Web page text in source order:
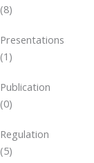
(8)
Presentations
(1)
Publication
(0)
Regulation
(5)